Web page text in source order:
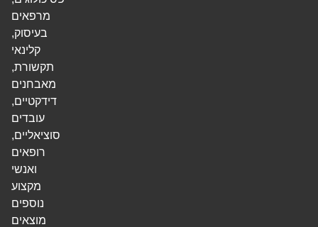
מרפאים
בעיסוק,
קלינאי
תקשורת,
מאבחנים
דידקטיים,
עובדים
סוציאליים,
רופאים
ואנשי
מקצוע
נוספים
מוצאים